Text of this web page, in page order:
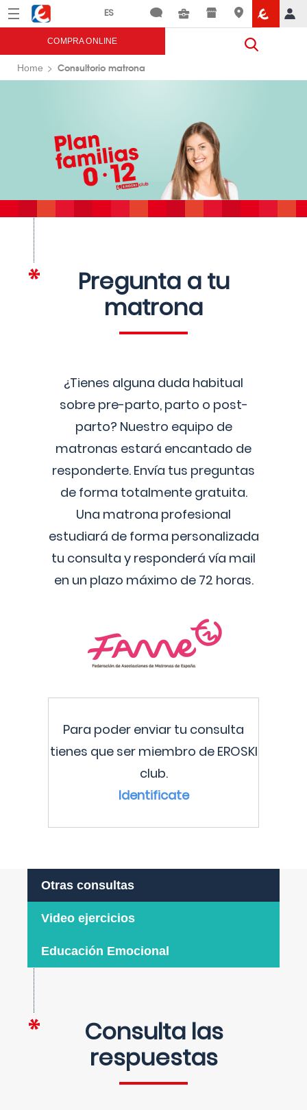
Menú Eroski
COMPRA ONLINE
Home Consultorio matrona
Pregunta a tu
matrona
¿Tienes alguna duda habitual
sobre pre-parto, parto o post-
parto? Nuestro equipo de
matronas estará encantado de
responderte. Envía tus preguntas
de forma totalmente gratuita.
Una matrona profesional
estudiará de forma personalizada
tu consulta y responderá vía mail
en un plazo máximo de 72 horas.
Para poder enviar tu consulta
tienes que ser miembro de EROSKI
club.
Identificate
Otras consultas
Video ejercicios
Educación Emocional
Consulta las
respuestas